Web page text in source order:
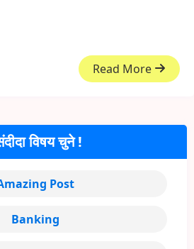
Read More
विषय चुने !
Post
Banking